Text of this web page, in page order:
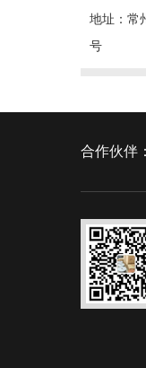
地址：常
号
合作伙伴：